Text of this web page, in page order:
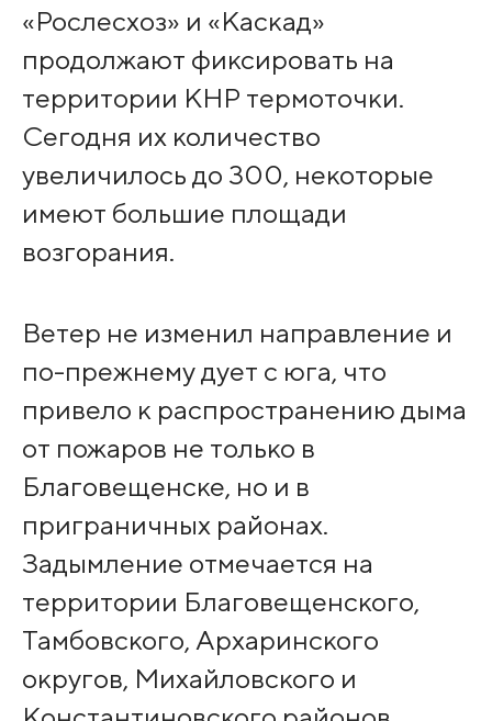
«Рослесхоз» и «Каскад»
продолжают фиксировать на
территории КНР термоточки.
Сегодня их количество
увеличилось до 300, некоторые
имеют большие площади
возгорания.
Ветер не изменил направление и
по-прежнему дует с юга, что
привело к распространению дыма
от пожаров не только в
Благовещенске, но и в
приграничных районах.
Задымление отмечается на
территории Благовещенского,
Тамбовского, Архаринского
округов, Михайловского и